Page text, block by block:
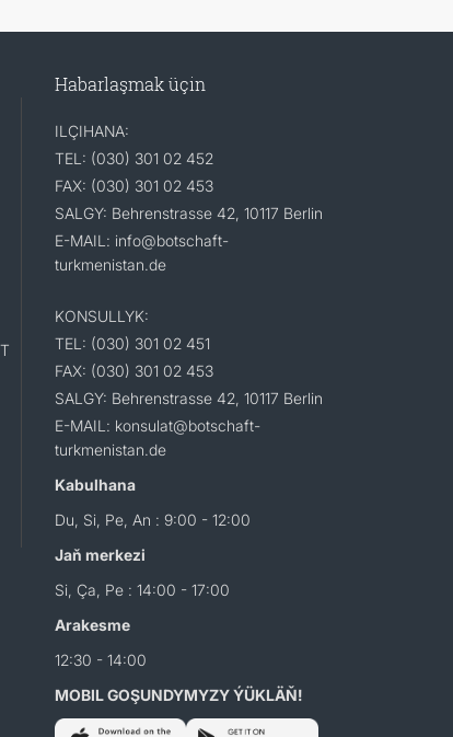
Habarlaşmak üçin
ILÇIHANA:
TEL: (030) 301 02 452
FAX: (030) 301 02 453
SALGY: Behrenstrasse 42, 10117 Berlin
E-MAIL: info@botschaft-
turkmenistan.de
KONSULLYK:
TEL: (030) 301 02 451
FAX: (030) 301 02 453
SALGY: Behrenstrasse 42, 10117 Berlin
E-MAIL: konsulat@botschaft-
turkmenistan.de
Kabulhana
Du, Si, Pe, An : 9:00 - 12:00
Jaň merkezi
Si, Ça, Pe : 14:00 - 17:00
Arakesme
12:30 - 14:00
MOBIL GOŞUNDYMYZY ÝÜKLÄŇ!